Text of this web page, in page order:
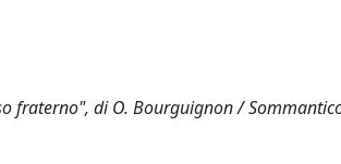
fraterno", di O. Bourguignon /